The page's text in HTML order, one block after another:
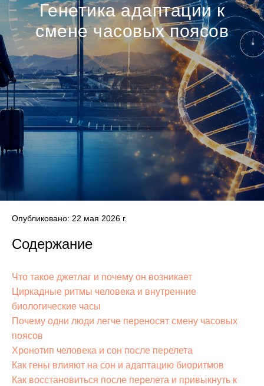
Генетика адаптации к
смене часовых поясов
Опубликовано: 22 мая 2026 г.
Содержание
Что такое джетлаг и почему он возникает
Циркадные ритмы человека и внутренние
биологические часы
Почему одни люди легче переносят смену часовых
поясов
Хронотип человека и сон после перелета
Как гены влияют на сон и адаптацию биоритмов
Как восстановиться после перелета и привыкнуть к